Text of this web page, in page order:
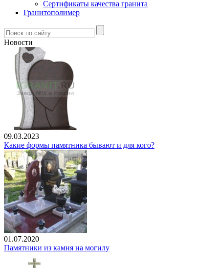
Сертификаты качества гранита
Гранитополимер
Новости
09.03.2023
Какие формы памятника бывают и для кого?
01.07.2020
Памятники из камня на могилу